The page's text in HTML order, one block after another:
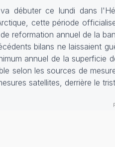
débuter ce lundi dans
cette période
reformation annuel de la
bilans ne laissaient
annuel de la superficie
selon les sources de
satellites, derrière le